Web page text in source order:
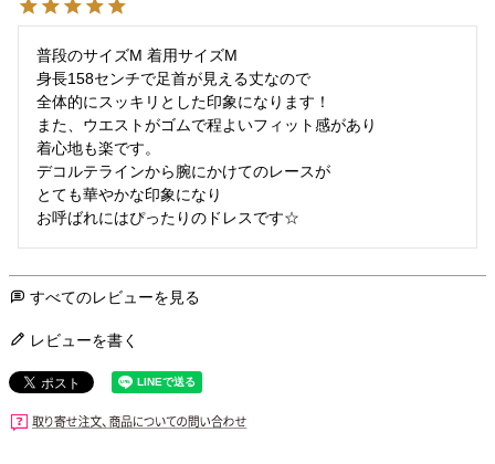
普段のサイズM 着用サイズM
身長158センチで足首が見える丈なので
全体的にスッキリとした印象になります！
また、ウエストがゴムで程よいフィット感があり
着心地も楽です。
デコルテラインから腕にかけてのレースが
とても華やかな印象になり
お呼ばれにはぴったりのドレスです☆
すべてのレビューを見る
レビューを書く